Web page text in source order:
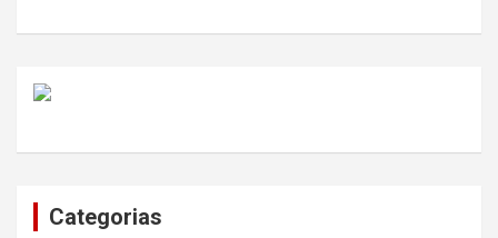
Categorias